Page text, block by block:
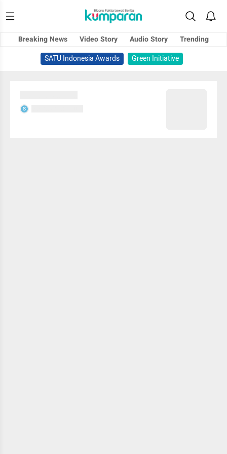
Breaking News Video Story Audio Story
Trending
SATU Indonesia Awards
Green Initiative
S